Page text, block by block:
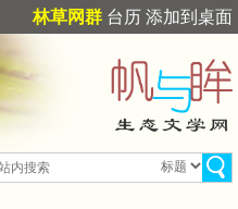
林草网群 台历 添加到桌面